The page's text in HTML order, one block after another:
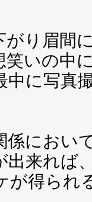
り眉間
笑いの中
中に写真
におい
出来れば
が得られ